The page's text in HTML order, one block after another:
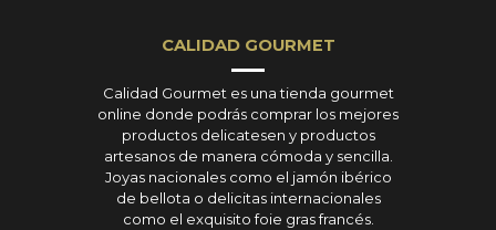
CALIDAD GOURMET
Calidad Gourmet es una tienda gourmet
online donde podrás comprar los mejores
productos delicatesen y productos
artesanos de manera cómoda y sencilla.
Joyas nacionales como el jamón ibérico
de bellota o delicitas internacionales
como el exquisito foie gras francés.